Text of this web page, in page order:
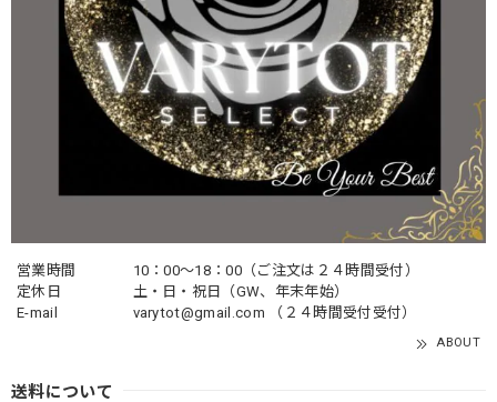
営業時間
10：00〜18：00（ご注文は２４時間受付）
定休日
土・日・祝日（GW、年末年始）
E-mail
varytot@gmail.com （２４時間受付受付）
ABOUT
送料について